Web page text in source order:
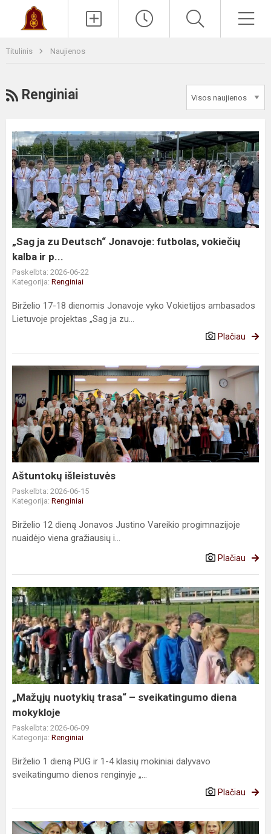
Titulinis Naujienos
RSS
Renginiai
„Sag
ja
zu
Deutsch“
Jonavoje:
futbolas,
vokiečių
kalba
ir
p...
„Sag ja zu Deutsch“ Jonavoje: futbolas, vokiečių
kalba ir p...
Paskelbta: 2026-06-22
Kategorija: Renginiai
Birželio 17-18 dienomis Jonavoje vyko Vokietijos ambasados
Lietuvoje projektas „Sag ja zu...
Plačiau
Aštuntokų
išleistuvės
Aštuntokų išleistuvės
Paskelbta: 2026-06-15
Kategorija: Renginiai
Birželio 12 dieną Jonavos Justino Vareikio progimnazijoje
nuaidėjo viena gražiausių i...
Plačiau
„Mažųjų
nuotykių
trasa“
–
sveikatingumo
diena
mokykloje
„Mažųjų nuotykių trasa“ – sveikatingumo diena
mokykloje
Paskelbta: 2026-06-09
Kategorija: Renginiai
Birželio 1 dieną PUG ir 1-4 klasių mokiniai dalyvavo
sveikatingumo dienos renginyje „...
Plačiau
„Mokyklos